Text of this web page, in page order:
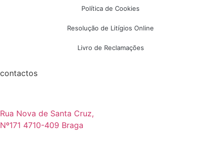
Política de Cookies
Resolução de Litígios Online
Livro de Reclamações
contactos
Rua Nova de Santa Cruz,
Nº171 4710-409 Braga